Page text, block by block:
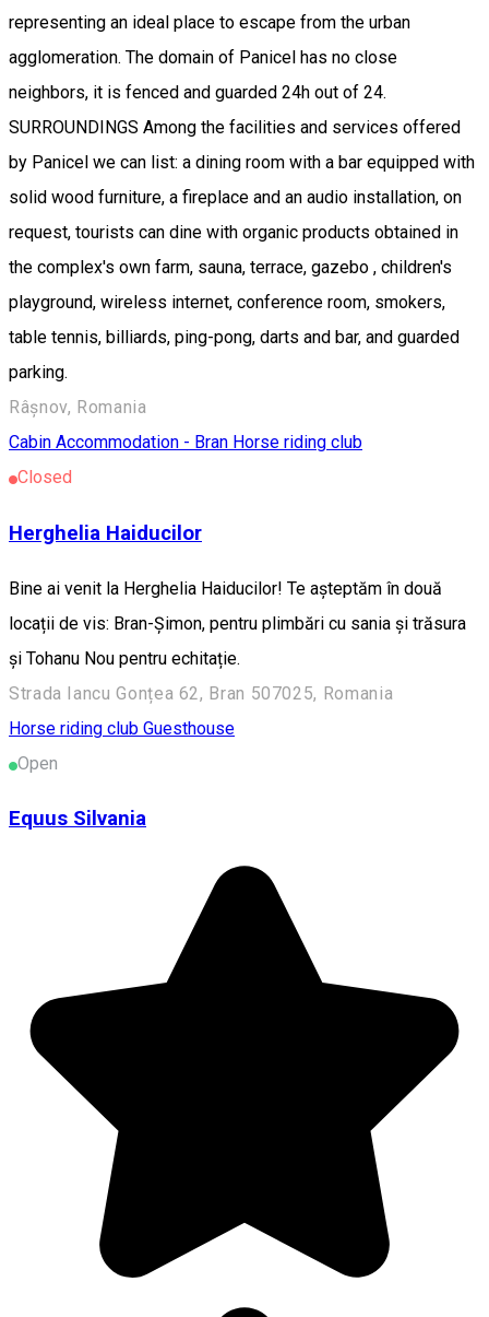
representing an ideal place to escape from the urban
agglomeration. The domain of Panicel has no close
neighbors, it is fenced and guarded 24h out of 24.
SURROUNDINGS Among the facilities and services offered
by Panicel we can list: a dining room with a bar equipped with
solid wood furniture, a fireplace and an audio installation, on
request, tourists can dine with organic products obtained in
the complex's own farm, sauna, terrace, gazebo , children's
playground, wireless internet, conference room, smokers,
table tennis, billiards, ping-pong, darts and bar, and guarded
parking.
Râșnov, Romania
Cabin Accommodation - Bran Horse riding club
Closed
Herghelia Haiducilor
Bine ai venit la Herghelia Haiducilor! Te așteptăm în două
locații de vis: Bran-Șimon, pentru plimbări cu sania și trăsura
și Tohanu Nou pentru echitație.
Strada Iancu Gonțea 62, Bran 507025, Romania
Horse riding club Guesthouse
Open
Equus Silvania